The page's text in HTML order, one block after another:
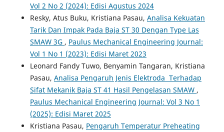
Vol 2 No 2 (2024): Edisi Agustus 2024
Resky, Atus Buku, Kristiana Pasau, Analisa Kekuatan
Tarik Dan Impak Pada Baja ST 30 Dengan Type Las
SMAW 3G , Paulus Mechanical Engineering Journal:
Vol 1 No 1 (2023): Edisi Maret 2023
Leonard Fandy Tuwo, Benyamin Tangaran, Kristiana
Pasau, Analisa Pengaruh Jenis Elektroda Terhadap
Sifat Mekanik Baja ST 41 Hasil Pengelasan SMAW ,
Paulus Mechanical Engineering Journal: Vol 3 No 1
(2025): Edisi Maret 2025
Kristiana Pasau, Pengaruh Temperatur Preheating